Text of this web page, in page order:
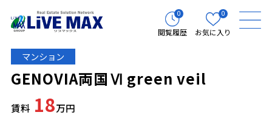
0
閲覧履歴
0
お気に入り
マンション
GENOVIA両国Ⅵ green veil
賃料 18万円